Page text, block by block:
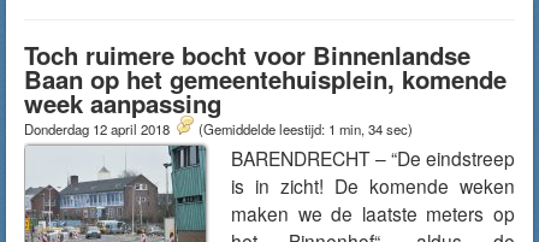
Toch ruimere bocht voor Binnenlandse
Baan op het gemeentehuisplein, komende
week aanpassing
Donderdag 12 april 2018 (Gemiddelde leestijd: 1 min, 34 sec)
BARENDRECHT – “De eindstreep
is in zicht! De komende weken
maken we de laatste meters op